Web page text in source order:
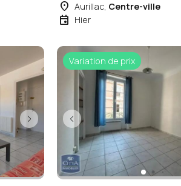
410 €/mois (11,56 €/m²)
Appartement • 1 pièce • 35 m²